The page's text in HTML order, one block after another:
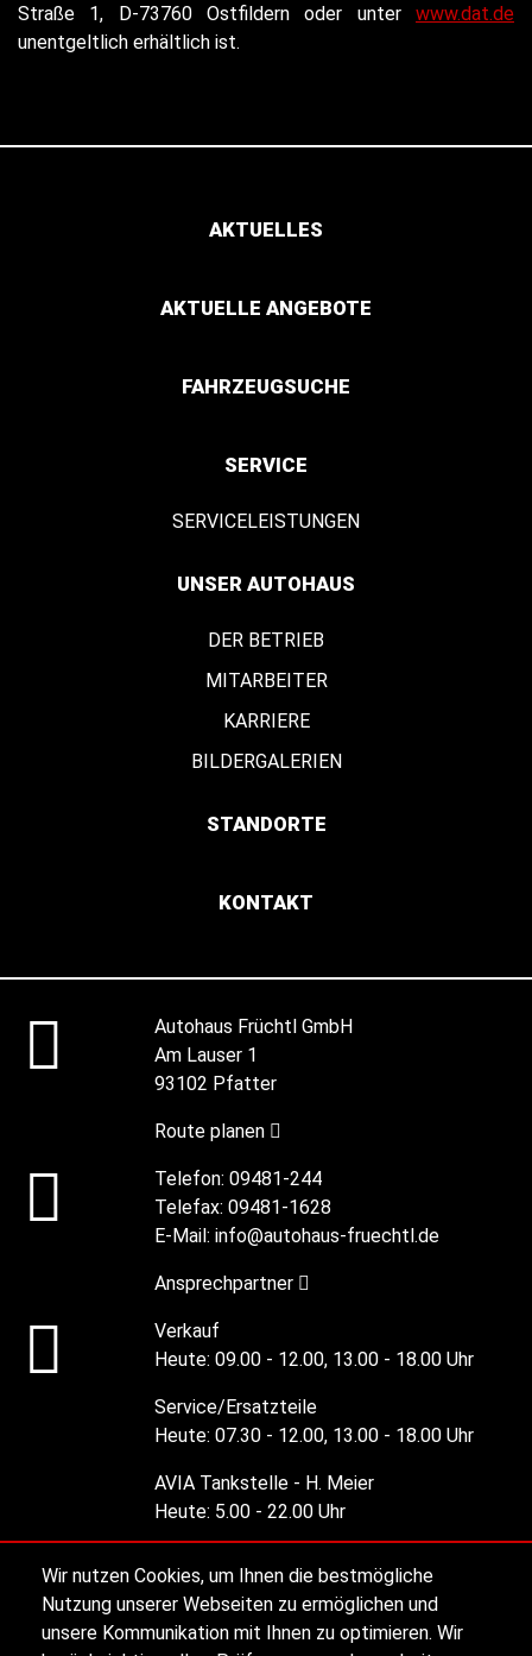
Wir nutzen Cookies, um Ihnen die bestmögliche
Nutzung unserer Webseiten zu ermöglichen und
unsere Kommunikation mit Ihnen zu optimieren. Wir
Straße 1, D-73760 Ostfildern oder unter www.dat.de
unentgeltlich erhältlich ist.
AKTUELLES
AKTUELLE ANGEBOTE
FAHRZEUGSUCHE
SERVICE
SERVICELEISTUNGEN
UNSER AUTOHAUS
DER BETRIEB
MITARBEITER
KARRIERE
BILDERGALERIEN
STANDORTE
KONTAKT
Autohaus Früchtl GmbH
Am Lauser 1
93102 Pfatter
Route planen
Telefon: 09481-244
Telefax: 09481-1628
E-Mail: info@autohaus-fruechtl.de
Ansprechpartner
Verkauf
Heute: 09.00 - 12.00, 13.00 - 18.00 Uhr
Service/Ersatzteile
Heute: 07.30 - 12.00, 13.00 - 18.00 Uhr
AVIA Tankstelle - H. Meier
Heute: 5.00 - 22.00 Uhr
Alle Öffnungszeiten